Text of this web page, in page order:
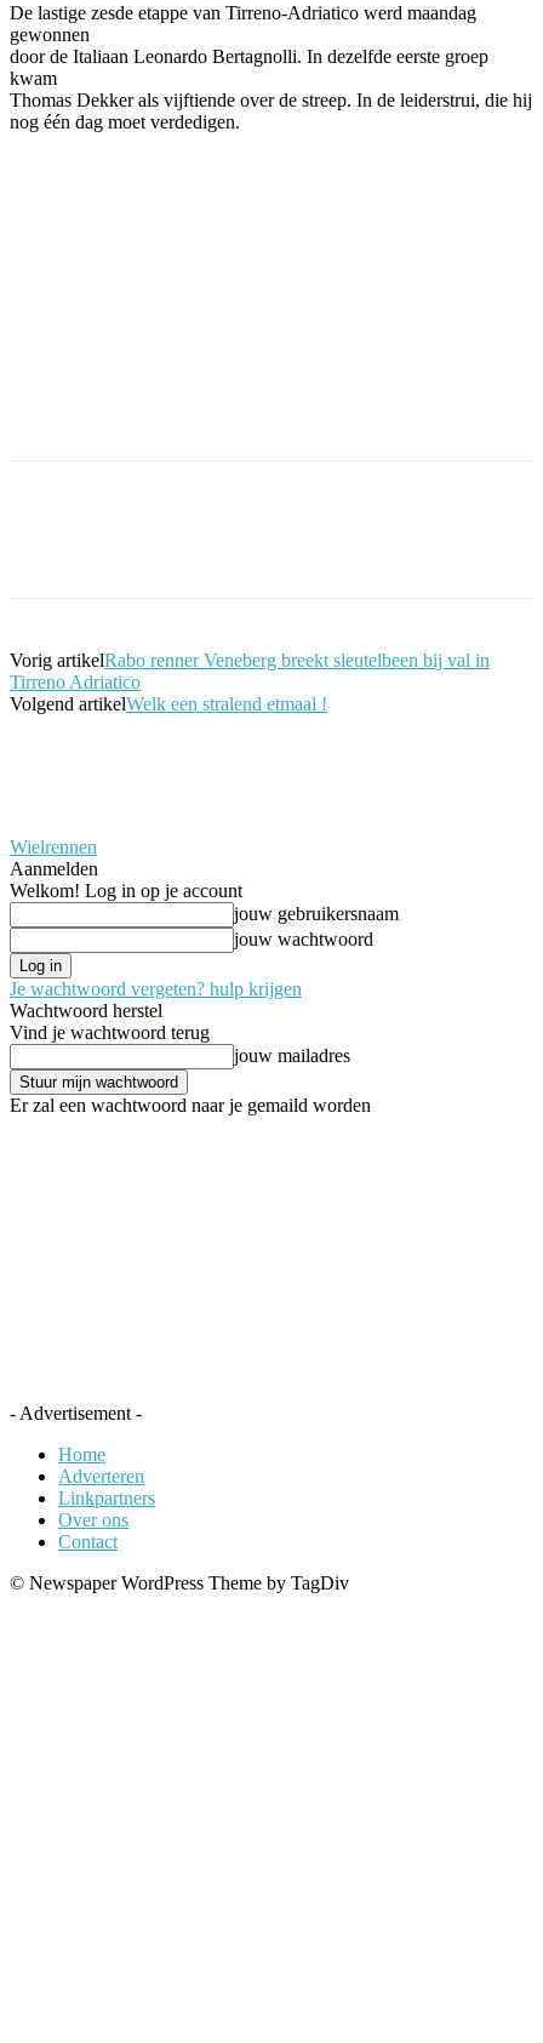
De lastige zesde etappe van Tirreno-Adriatico werd maandag
gewonnen
door de Italiaan Leonardo Bertagnolli. In dezelfde eerste groep
kwam
Thomas Dekker als vijftiende over de streep. In de leiderstrui, die hij
nog één dag moet verdedigen.
Vorig artikelRabo renner Veneberg breekt sleutelbeen bij val in
Tirreno Adriatico
Volgend artikelWelk een stralend etmaal !
Wielrennen
Aanmelden
Welkom! Log in op je account
jouw gebruikersnaam
jouw wachtwoord
Je wachtwoord vergeten? hulp krijgen
Wachtwoord herstel
Vind je wachtwoord terug
jouw mailadres
Er zal een wachtwoord naar je gemaild worden
- Advertisement -
Home
Adverteren
Linkpartners
Over ons
Contact
© Newspaper WordPress Theme by TagDiv